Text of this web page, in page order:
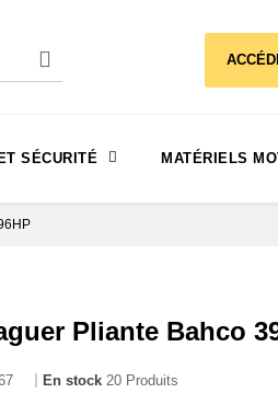
SÉCURITÉ MATÉRIELS
Pliante Bahco
En stock 20 Produits